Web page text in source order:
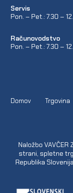
Servis
Pon. – Pet.: 7.30 –
Računovodstvo
Pon. – Pet.: 7.30 –
Domov Trgovina
Naložbo VAVČER
strani, spletne
Republika